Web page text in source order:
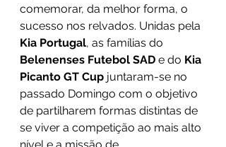
comemorar, da melhor forma, o
sucesso nos relvados. Unidas pela
Kia Portugal, as famílias do
Belenenses Futebol SAD e do Kia
Picanto GT Cup juntaram-se no
passado Domingo com o objetivo
de partilharem formas distintas de
se viver a competição ao mais alto